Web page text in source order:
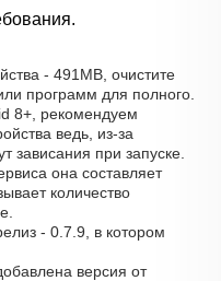
- 491MB, очистите
программ для полного.
8+, рекомендуем
ведь, из-за
зависания при запуске.
она составляет
количество
- 0.7.9, в котором
версия от